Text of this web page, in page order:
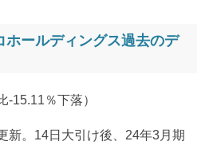
ホールディングス過去のデ
-15.11％下落）
新。14日大引け後、24年3月期